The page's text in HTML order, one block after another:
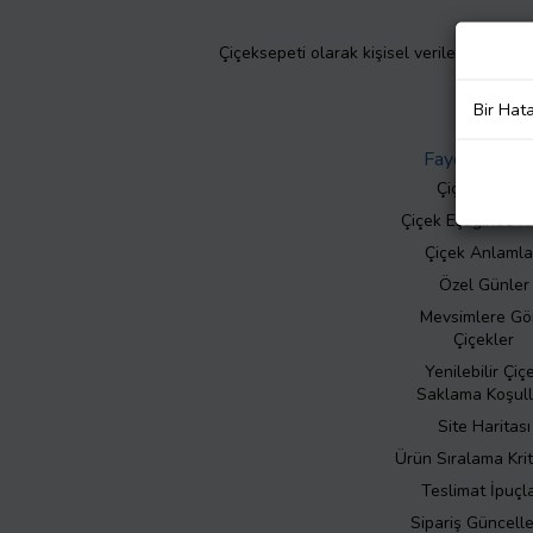
Çiçeksepeti olarak kişisel verilerinizin
Faydalı Bilgiler
Çiçek Bakımı
Çiçek Eşliğinde
Çiçek
Özel Günler
Mevsimlere
Çiçekler
Yenilebilir
Saklama
Site Haritası
Ürün Sıralama
Teslimat
Sipariş
Bir